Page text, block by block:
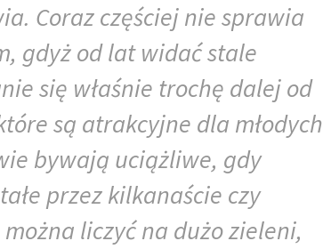
Coraz częściej nie sprawia
gdyż od lat widać stale
się właśnie trochę dalej od
są atrakcyjne dla młodych
bywają uciążliwe, gdy
przez kilkanaście czy
liczyć na dużo zieleni,